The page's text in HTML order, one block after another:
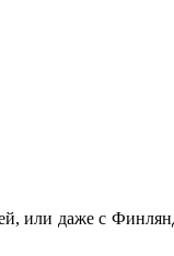
или даже с